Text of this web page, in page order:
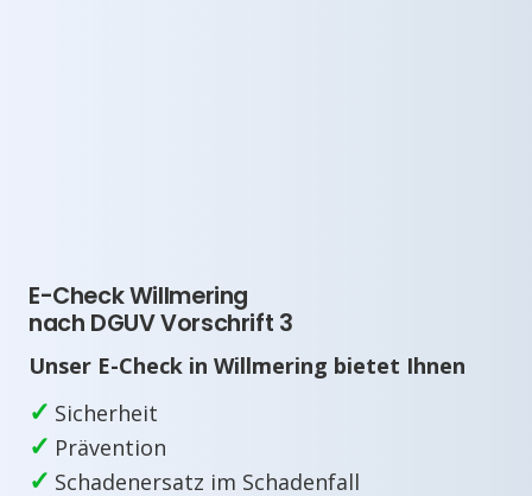
E-Check Willmering
nach DGUV Vorschrift 3
Unser E-Check in Willmering bietet Ihnen
✓ Sicherheit
✓ Prävention
✓ Schadenersatz im Schadenfall